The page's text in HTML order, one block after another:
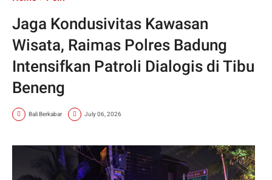
Jaga Kondusivitas Kawasan
Wisata, Raimas Polres Badung
Intensifkan Patroli Dialogis di Tibu
Beneng
Bali Berkabar July 06, 2026